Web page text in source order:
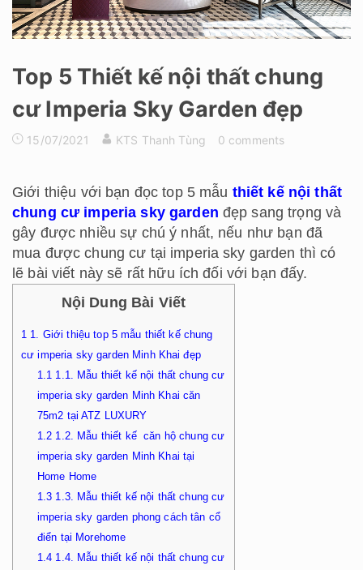
Top 5 Thiết kế nội thất chung
cư Imperia Sky Garden đẹp
15/07/2021 KTS Thanh Tùng 0 comments
Giới thiệu với bạn đọc top 5 mẫu thiết kế nội thất
chung cư imperia sky garden đẹp sang trọng và
gây được nhiều sự chú ý nhất, nếu như bạn đã
mua được chung cư tại imperia sky garden thì có
lẽ bài viết này sẽ rất hữu ích đối với bạn đấy.
Nội Dung Bài Viết
1 1. Giới thiệu top 5 mẫu thiết kế chung
cư imperia sky garden Minh Khai đẹp
1.1 1.1. Mẫu thiết kế nội thất chung cư
imperia sky garden Minh Khai căn
75m2 tại ATZ LUXURY
1.2 1.2. Mẫu thiết kế căn hộ chung cư
imperia sky garden Minh Khai tại
Home Home
1.3 1.3. Mẫu thiết kế nội thất chung cư
imperia sky garden phong cách tân cổ
điển tại Morehome
1.4 1.4. Mẫu thiết kế nội thất chung cư